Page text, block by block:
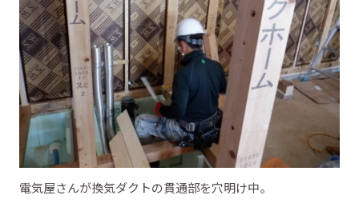
電気屋さんが換気ダクトの貫通部を穴明け中。